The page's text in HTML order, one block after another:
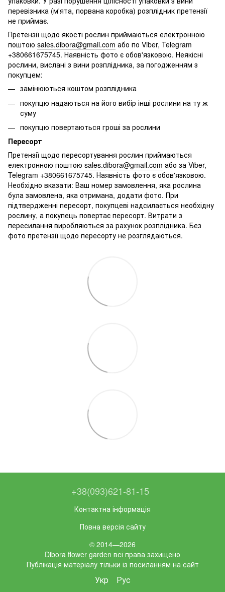
перевізника (м'ята, порвана коробка) розплідник претензії
не приймає.
Претензії щодо якості рослин приймаються електронною
поштою sales.dibora@gmail.com або по Viber, Telegram
+380661675745. Наявність фото є обов'язковою. Неякісні
рослини, вислані з вини розплідника, за погодженням з
покупцем:
замінюються коштом розплідника
покупцю надаються на його вибір інші рослини на ту ж
суму
покупцю повертаються гроші за рослини
Пересорт
Претензії щодо пересортування рослин приймаються
електронною поштою sales.dibora@gmail.com або за Viber,
Telegram +380661675745. Наявність фото є обов'язковою.
Необхідно вказати: Ваш номер замовлення, яка рослина
була замовлена, яка отримана, додати фото. При
підтвердженні пересорт, покупцеві надсилається необхідну
рослину, а покупець повертає пересорт. Витрати з
пересилання виробляються за рахунок розплідника. Без
фото претензії щодо пересорту не розглядаються.
+38(093)621-81-15
Контактна інформація
Повна версія сайту
© 2014—2026
Dibora flower garden всі права захищено
Публікація матеріалу тільки із посиланням на сайт
Укр Рус